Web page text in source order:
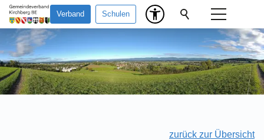
Verband Schulen
zurück zur Übersicht